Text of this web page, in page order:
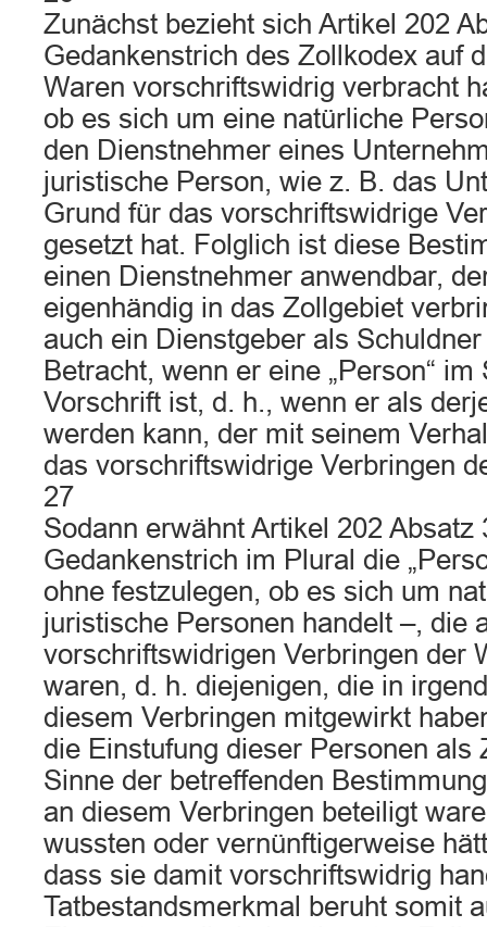
Zunächst bezieht sich Artikel 202
Gedankenstrich des Zollkodex auf
Waren vorschriftswidrig verbracht
ob es sich um eine natürliche
den Dienstnehmer eines
juristische Person, wie z. B. das
Grund für das vorschriftswidrige
gesetzt hat. Folglich ist diese
einen Dienstnehmer anwendbar,
eigenhändig in das Zollgebiet
auch ein Dienstgeber als
Betracht, wenn er eine „Person“ im
Vorschrift ist, d. h., wenn er als
werden kann, der mit seinem
das vorschriftswidrige Verbringen
27
Sodann erwähnt Artikel 202 Absatz
Gedankenstrich im Plural die
ohne festzulegen, ob es sich um
juristische Personen handelt –, die
vorschriftswidrigen Verbringen der
waren, d. h. diejenigen, die in
diesem Verbringen mitgewirkt
die Einstufung dieser Personen als
Sinne der betreffenden
an diesem Verbringen beteiligt
wussten oder vernünftigerweise
dass sie damit vorschriftswidrig
Tatbestandsmerkmal beruht somit